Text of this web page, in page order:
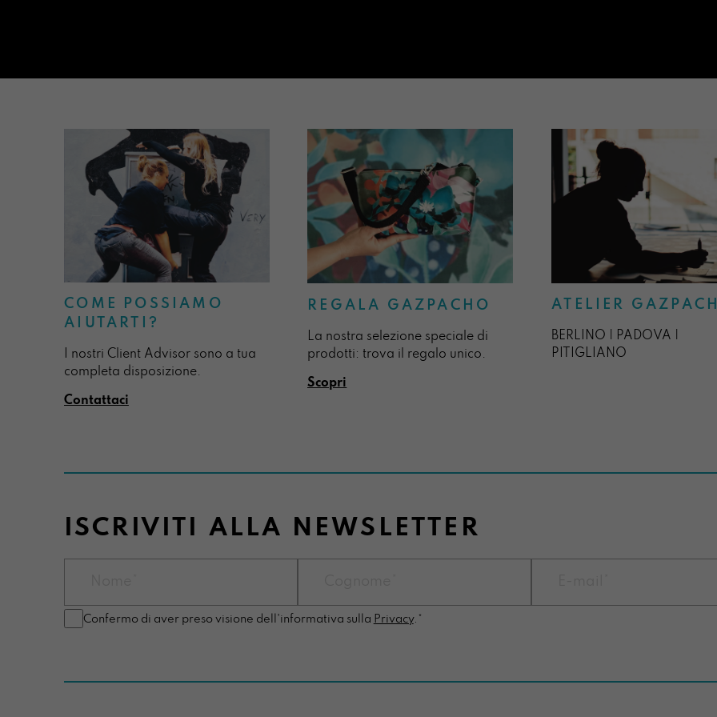
COME POSSIAMO
AIUTARTI?
I nostri Client Advisor sono a tua
completa disposizione.
Contattaci
REGALA GAZPACHO
La nostra selezione speciale di
prodotti: trova il regalo unico.
Scopri
ATELIER
BERLINO | PADOVA |
PITIGLIANO
ISCRIVITI ALLA NEWSLETTER
Confermo di aver preso visione dell'informativa sulla Privacy.*